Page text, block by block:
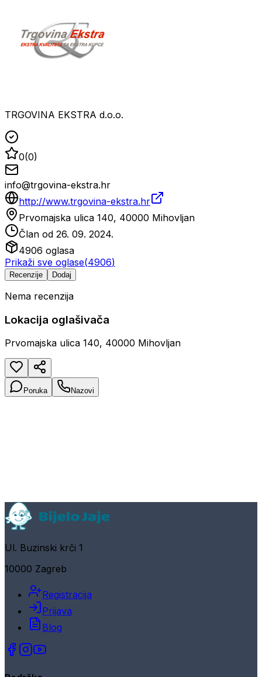
TRGOVINA EKSTRA d.o.o.
0(0)
info@trgovina-ekstra.hr
http://www.trgovina-ekstra.hr
Prvomajska ulica 140, 40000 Mihovljan
Član od 26. 09. 2024.
4906 oglasa
Prikaži sve oglase(4906)
Recenzije Dodaj
Nema recenzija
Lokacija oglašivača
Prvomajska ulica 140, 40000 Mihovljan
Poruka Nazovi
Ul. Buzinski krči 1
10000 Zagreb
Registracija
Prijava
Blog